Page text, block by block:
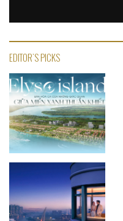
EDITOR'S PICKS